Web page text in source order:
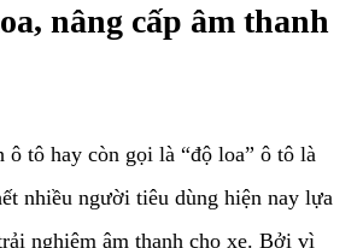
nâng cấp âm thanh
ô tô hay còn gọi là “độ loa” ô tô là
nhiều người tiêu dùng hiện nay lựa
nghiệm âm thanh cho xe. Bởi vì